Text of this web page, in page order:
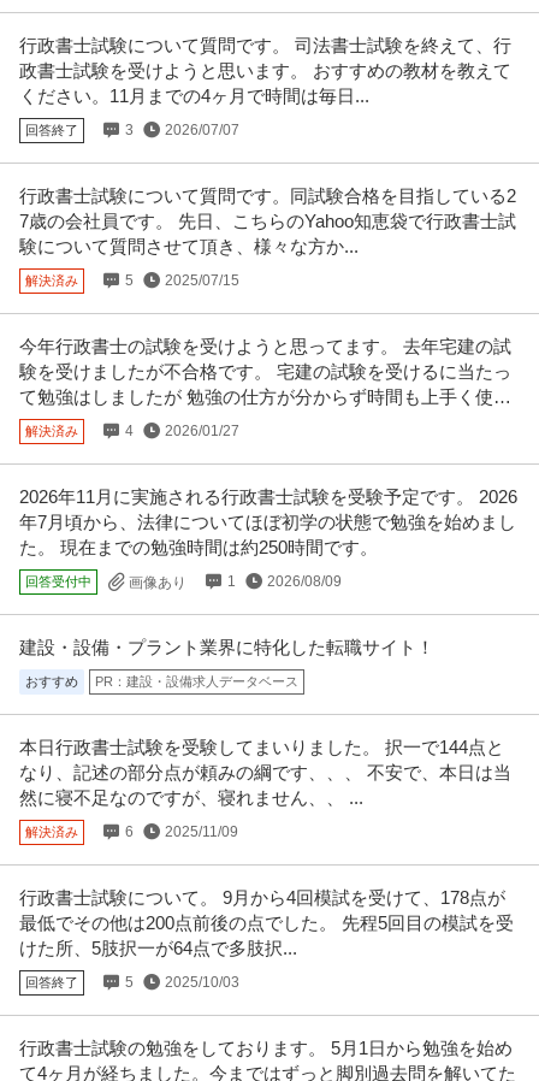
業月10h
株式会社ヴェリタス・インベストメント
新着 正社員 土日休み 年間休日100日以上 産休・育休実績あり
年収800万円
【職種】営業＞個人営業 【業種】不動産＞デベロッパー ※会員属性などに応
じ、当該求人をビズリーチ上
東京／施工管理／土日祝休み・残業10～20H創業360年のプライム
上場 老舗商社
株式会社ＹＵＡＳＡ
正社員 交通費支給 学歴不問 昇給あり
年収607万円〜990万円
株式会社ＹＵＡＳＡ 【東京】施工管理※土日祝休み・残業10～20H◆創業36
提供：doda
この条件の求人をもっと見る
行政書士試験について質問です。 司法書士試験を終えて、行
政書士試験を受けようと思います。 おすすめの教材を教えて
ください。11月までの4ヶ月で時間は毎日...
回答終了 3 2026/07/07
行政書士試験について質問です。同試験合格を目指している2
7歳の会社員です。 先日、こちらのYahoo知恵袋で行政書士試
験について質問させて頂き、様々な方か...
解決済み 5 2025/07/15
今年行政書士の試験を受けようと思ってます。 去年宅建の試
験を受けましたが不合格です。 宅建の試験を受けるに当たっ
て勉強はしましたが 勉強の仕方が分からず時間も上手く使え
ず、
解決済み 4 2026/01/27
2026年11月に実施される行政書士試験を受験予定です。 2026
年7月頃から、法律についてほぼ初学の状態で勉強を始めまし
た。 現在までの勉強時間は約250時間です。
回答受付中 画像あり 1 2026/08/09
建設・設備・プラント業界に特化した転職サイト！
おすすめ PR：建設・設備求人データベース
本日行政書士試験を受験してまいりました。 択一で144点と
なり、記述の部分点が頼みの綱です、、、 不安で、本日は当
然に寝不足なのですが、寝れません、、 ...
解決済み 6 2025/11/09
行政書士試験について。 9月から4回模試を受けて、178点が
最低でその他は200点前後の点でした。 先程5回目の模試を受
けた所、5肢択一が64点で多肢択...
回答終了 5 2025/10/03
行政書士試験の勉強をしております。 5月1日から勉強を始め
て4ヶ月が経ちました。今まではずっと脚別過去問を解いてた